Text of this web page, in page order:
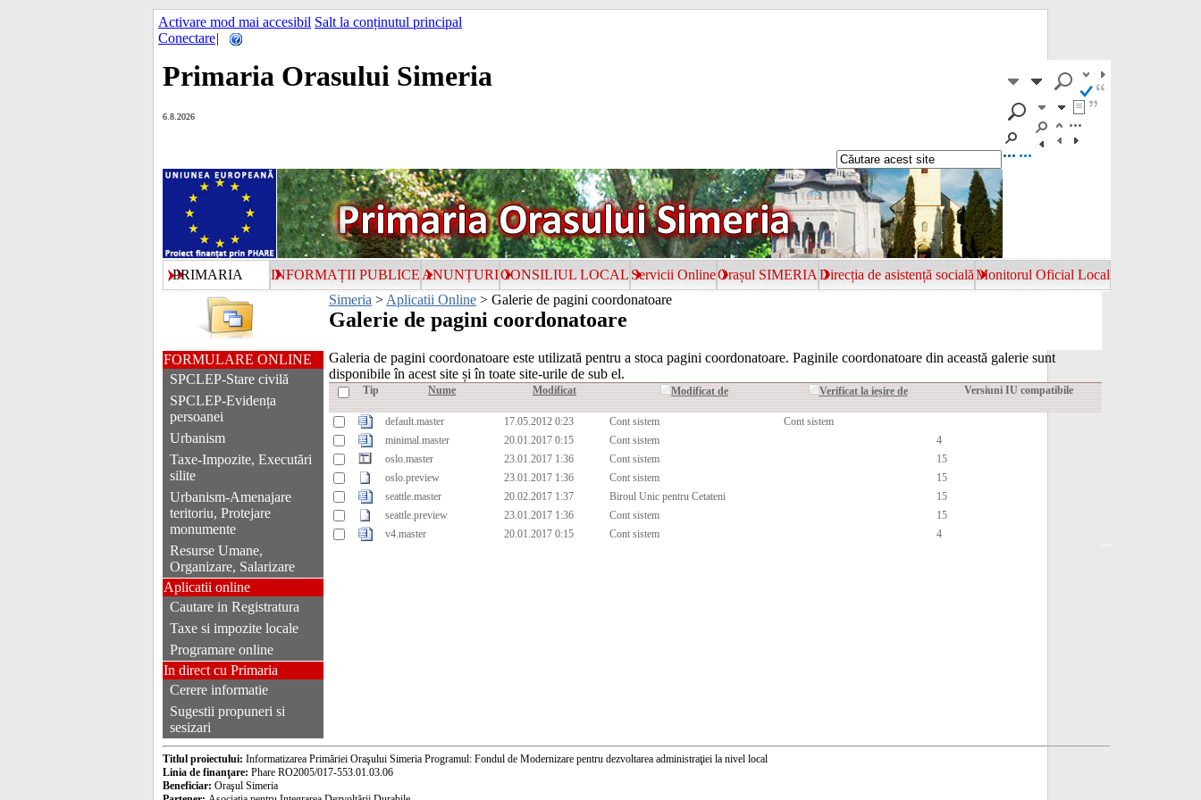
Activare mod mai accesibil Salt la conținutul principal
Conectare|
Primaria Orasului Simeria
6.8.2026
PRIMARIA INFORMAȚII PUBLICE ANUNȚURICONSILIUL LOCAL Servicii OnlineOrașul SIMERIA Direcția de asistență socialăMonitorul Oficial Local
Simeria > Aplicatii Online > Galerie de pagini coordonatoare
Galerie de pagini coordonatoare
FORMULARE ONLINE
SPCLEP-Stare civilă
SPCLEP-Evidența
persoanei
Urbanism
Taxe-Impozite, Executări
silite
Urbanism-Amenajare
teritoriu, Protejare
monumente
Resurse Umane,
Organizare, Salarizare
Aplicatii online
Cautare in Registratura
Taxe si impozite locale
Programare online
In direct cu Primaria
Cerere informatie
Sugestii propuneri si
sesizari
Galeria de pagini coordonatoare este utilizată pentru a stoca pagini coordonatoare. Paginile coordonatoare din această galerie sunt
disponibile în acest site și în toate site-urile de sub el.
Tip Nume Modificat Modificat de Verificat la ieșire de Versiuni IU compatibile
default.master 17.05.2012 0:23 Cont sistem
Cont sistem
minimal.master
20.01.2017 0:15 Cont sistem
4
oslo.master
23.01.2017 1:36 Cont sistem
15
oslo.preview
23.01.2017 1:36 Cont sistem
15
seattle.master
20.02.2017 1:37 Biroul Unic pentru Cetateni
15
seattle.preview
23.01.2017 1:36 Cont sistem
15
v4.master
20.01.2017 0:15 Cont sistem 4
Titlul proiectului: Informatizarea Primăriei Oraşului Simeria Programul: Fondul de Modernizare pentru dezvoltarea administraţiei la nivel local
Linia de finanţare: Phare RO2005/017-553.01.03.06
Beneficiar: Oraşul Simeria